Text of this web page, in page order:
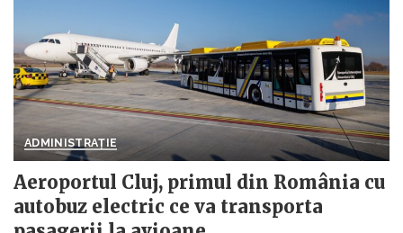
ADMINISTRAȚIE
Aeroportul Cluj, primul din România cu
autobuz electric ce va transporta